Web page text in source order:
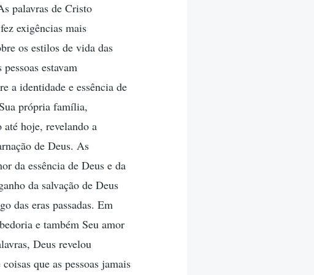
palavras de Cristo
exigências mais
os estilos de vida das
estavam
a identidade e essência de
própria família,
até hoje, revelando a
de Deus. As
da essência de Deus e da
da salvação de Deus
das eras passadas. Em
e também Seu amor
Deus revelou
que as pessoas jamais